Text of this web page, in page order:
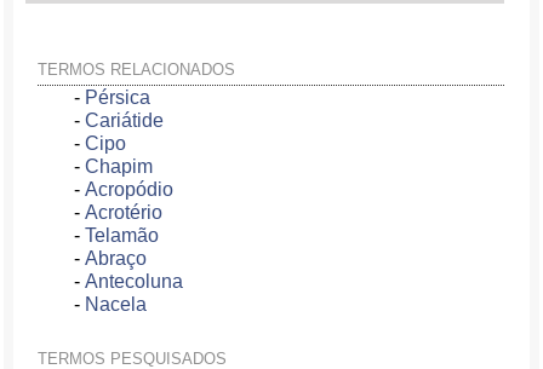
TERMOS RELACIONADOS
- Pérsica
-Cariátide
-Cipo
-Chapim
-Acropódio
-Acrotério
-Telamão
-Abraço
-Antecoluna
- Nacela
TERMOS PESQUISADOS